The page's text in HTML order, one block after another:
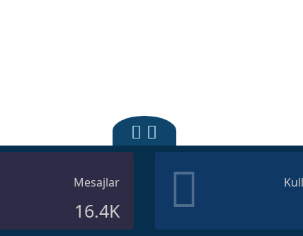
Mesajlar
16.4K